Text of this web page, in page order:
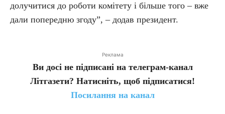
долучитися до роботи комітету і більше того – вже
дали попередню згоду”, – додав президент.
Реклама
Ви досі не підписані на телеграм-канал
Літгазети? Натисніть, щоб підписатися!
Посилання на канал